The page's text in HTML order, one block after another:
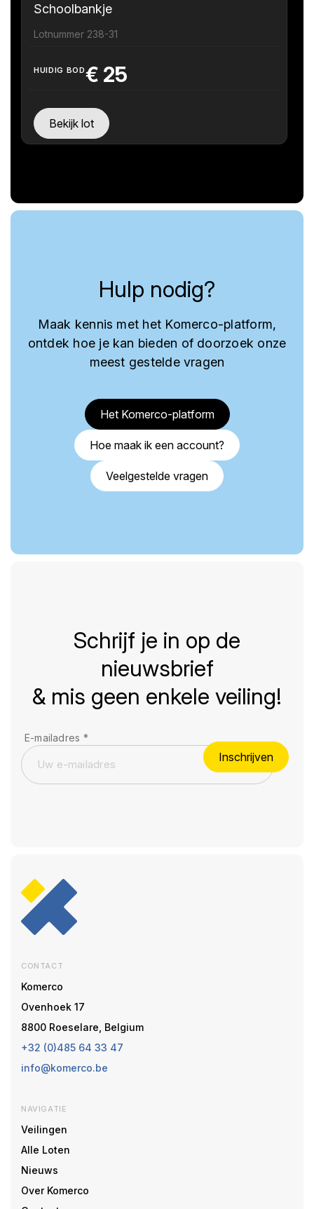
Schoolbankje
Lotnummer 238-31
HUIDIG BOD€ 25
Bekijk lot
Hulp nodig?
Maak kennis met het Komerco-platform,
ontdek hoe je kan bieden of doorzoek onze
meest gestelde vragen
Het Komerco-platform
Hoe maak ik een account?
Veelgestelde vragen
Schrijf je in op de
nieuwsbrief
& mis geen enkele veiling!
E-mailadres *
Inschrijven
CONTACT
Komerco
Ovenhoek 17
8800 Roeselare, Belgium
+32 (0)485 64 33 47
info@komerco.be
NAVIGATIE
Veilingen
Alle Loten
Nieuws
Over Komerco